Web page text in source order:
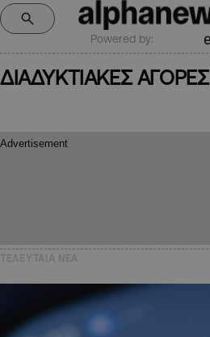
Powered by:
ΔΙΑΔΥΚΤΙΑΚΕΣ ΑΓΟΡΕΣ